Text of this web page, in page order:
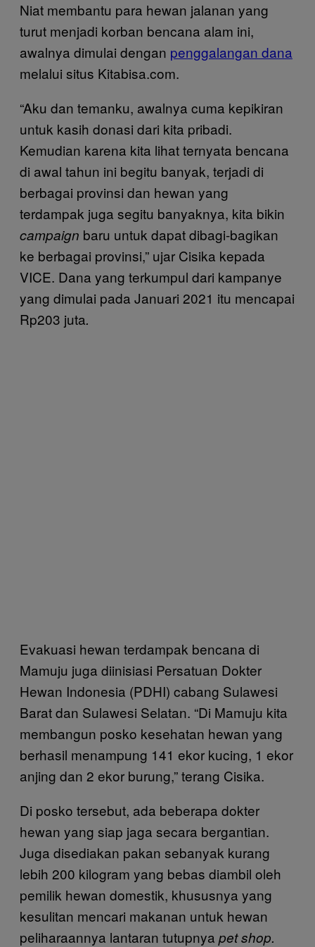
Niat membantu para hewan jalanan yang
turut menjadi korban bencana alam ini,
awalnya dimulai dengan penggalangan dana
melalui situs Kitabisa.com.
“Aku dan temanku, awalnya cuma kepikiran
untuk kasih donasi dari kita pribadi.
Kemudian karena kita lihat ternyata bencana
di awal tahun ini begitu banyak, terjadi di
berbagai provinsi dan hewan yang
terdampak juga segitu banyaknya, kita bikin
campaign baru untuk dapat dibagi-bagikan
ke berbagai provinsi,” ujar Cisika kepada
VICE. Dana yang terkumpul dari kampanye
yang dimulai pada Januari 2021 itu mencapai
Rp203 juta.
Evakuasi hewan terdampak bencana di
Mamuju juga diinisiasi Persatuan Dokter
Hewan Indonesia (PDHI) cabang Sulawesi
Barat dan Sulawesi Selatan. “Di Mamuju kita
membangun posko kesehatan hewan yang
berhasil menampung 141 ekor kucing, 1 ekor
anjing dan 2 ekor burung,” terang Cisika.
Di posko tersebut, ada beberapa dokter
hewan yang siap jaga secara bergantian.
Juga disediakan pakan sebanyak kurang
lebih 200 kilogram yang bebas diambil oleh
pemilik hewan domestik, khususnya yang
kesulitan mencari makanan untuk hewan
peliharaannya lantaran tutupnya pet shop.